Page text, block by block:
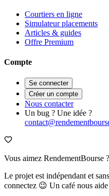
Courtiers en ligne
Simulateur placements
Articles & guides
Offre Premium
Compte
Se connecter
Créer un compte
Nous contacter
Un bug ? Une idée ?
Vous aimez RendementBourse ?
Le projet est indépendant et
connectez 😉 Un café nous